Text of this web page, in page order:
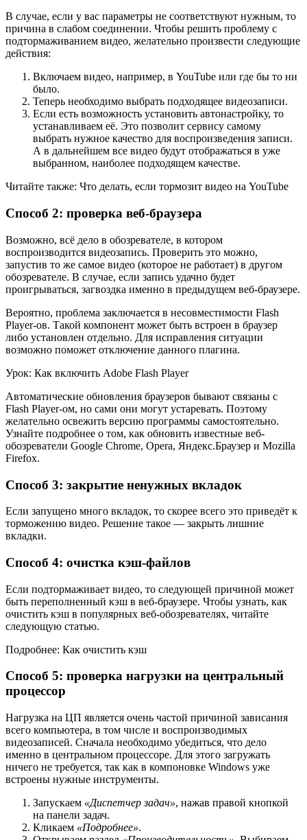
В случае, если у вас параметры не соответствуют нужным, то
причина в слабом соединении. Чтобы решить проблему с
подтормаживанием видео, желательно произвести следующие
действия:
Включаем видео, например, в YouTube или где бы то ни
было.
Теперь необходимо выбрать подходящее видеозаписи.
Если есть возможность установить автонастройку, то
устанавливаем её. Это позволит сервису самому
выбрать нужное качество для воспроизведения записи.
А в дальнейшем все видео будут отображаться в уже
выбранном, наиболее подходящем качестве.
Читайте также: Что делать, если тормозит видео на YouTube
Способ 2: проверка веб-браузера
Возможно, всё дело в обозревателе, в котором
воспроизводится видеозапись. Проверить это можно,
запустив то же самое видео (которое не работает) в другом
обозревателе. В случае, если запись удачно будет
проигрываться, загвоздка именно в предыдущем веб-браузере.
Вероятно, проблема заключается в несовместимости Flash
Player-ов. Такой компонент может быть встроен в браузер
либо установлен отдельно. Для исправления ситуации
возможно поможет отключение данного плагина.
Урок: Как включить Adobe Flash Player
Автоматические обновления браузеров бывают связаны с
Flash Player-ом, но сами они могут устаревать. Поэтому
желательно освежить версию программы самостоятельно.
Узнайте подробнее о том, как обновить известные веб-
обозреватели Google Chrome, Opera, Яндекс.Браузер и Mozilla
Firefox.
Способ 3: закрытие ненужных вкладок
Если запущено много вкладок, то скорее всего это приведёт к
торможению видео. Решение такое — закрыть лишние
вкладки.
Способ 4: очистка кэш-файлов
Если подтормаживает видео, то следующей причиной может
быть переполненный кэш в веб-браузере. Чтобы узнать, как
очистить кэш в популярных веб-обозревателях, читайте
следующую статью.
Подробнее: Как очистить кэш
Способ 5: проверка нагрузки на центральный
процессор
Нагрузка на ЦП является очень частой причиной зависания
всего компьютера, в том числе и воспроизводимых
видеозаписей. Сначала необходимо убедиться, что дело
именно в центральном процессоре. Для этого загружать
ничего не требуется, так как в компоновке Windows уже
встроены нужные инструменты.
Запускаем «Диспетчер задач», нажав правой кнопкой
на панели задач.
Кликаем «Подробнее».